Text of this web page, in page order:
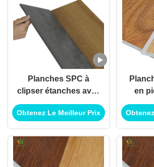
Planches SPC à
clipser étanches avec
couche d'usure
texturée et âme rigide
durabilité dans le
salon
Obtenez Le Meilleur Prix
en
rigide